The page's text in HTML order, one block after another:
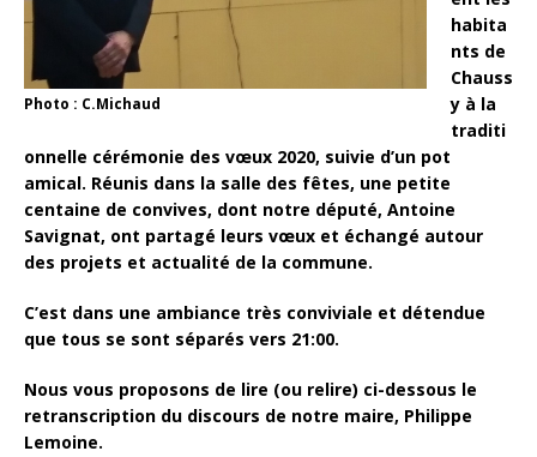
Photo : C.Michaud
habita
nts de
Chauss
y à la
traditi
onnelle cérémonie des vœux 2020, suivie d’un pot
amical. Réunis dans la salle des fêtes, une petite
centaine de convives, dont notre député, Antoine
Savignat, ont partagé leurs vœux et échangé autour
des projets et actualité de la commune.
C’est dans une ambiance très conviviale et détendue
que tous se sont séparés vers 21:00.
Nous vous proposons de lire (ou relire) ci-dessous le
retranscription du discours de notre maire, Philippe
Lemoine.